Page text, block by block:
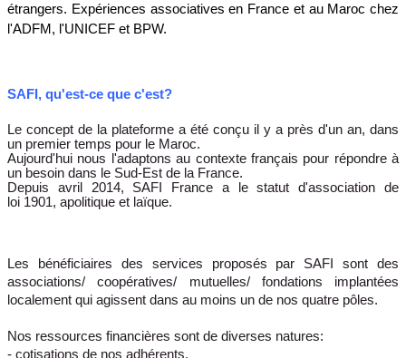
étrangers. Expériences associatives en France et au Maroc chez
l'ADFM, l'UNICEF et BPW.
SAFI, qu'est-ce que c'est?
Le concept de la plateforme a été conçu il y a près d'un an, dans
un premier temps pour le Maroc.
Aujourd'hui nous l'adaptons au contexte français pour répondre à
un besoin dans le Sud-Est de la France.
Depuis avril 2014, SAFI France a le statut d'association de
loi 1901, apolitique et laïque.
Les bénéficiaires des services proposés par SAFI sont des
associations/ coopératives/ mutuelles/ fondations implantées
localement qui agissent dans au moins un de nos quatre pôles.
Nos ressources financières sont de diverses natures:
- cotisations de nos adhérents,